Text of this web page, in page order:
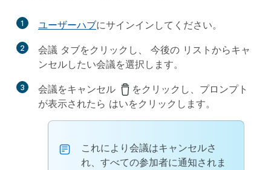
1 ユーザーハブにサインインしてください。
2 会議 タブをクリックし、 今後の リストからキャ
ンセルしたい会議を選択します。
3 会議をキャンセル
をクリックし、プロンプト
が表示されたら はいをクリックします。
これにより会議はキャンセルさ
れ、すべての参加者に通知されま